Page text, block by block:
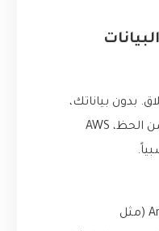
بدون بياناتك،
كل شيء آخر لا قيمة له. لحسن الحظ، AWS
إذا كنت تستخدم Amazon RDS (مثل